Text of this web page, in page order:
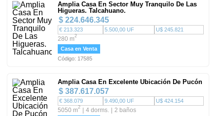
Amplia Casa En Sector Muy Tranquilo De Las
Higueras. Talcahuano.
$ 224.646.345
€ 213.323 5.500,00 UF U$ 245.821
280 m2
Casa en Venta
Código: 17585
Amplia Casa En Excelente Ubicación De Pucón
$ 387.617.057
€ 368.079 9.490,00 UF U$ 424.154
5050 m2 4 dorms. 2 baños